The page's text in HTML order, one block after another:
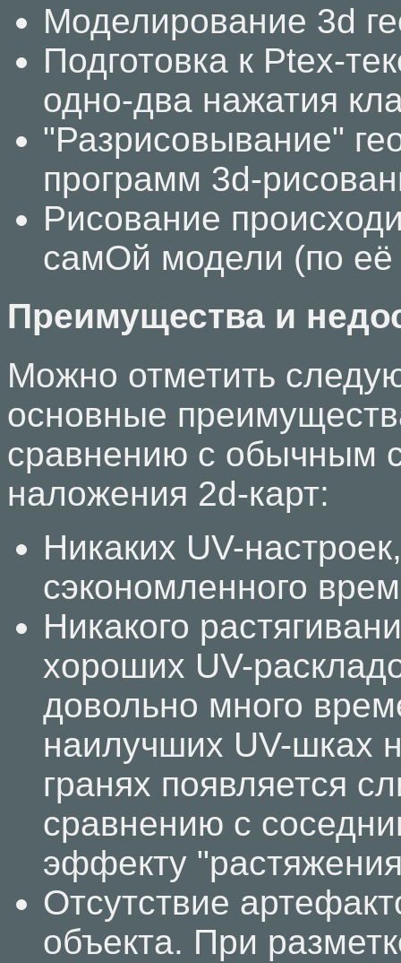
Моделирование 3d
Подготовка к Ptex-
одно-два нажатия
"Разрисовывание"
программ 3d-
Рисование
самОй модели (по её
Преимущества и
Можно отметить
основные
сравнению с обычным
наложения 2d-карт:
Никаких UV-
сэкономленного
Никакого
хороших UV-
довольно много
наилучших UV-шках
гранях появляется
сравнению с
эффекту
Отсутствие
объекта. При